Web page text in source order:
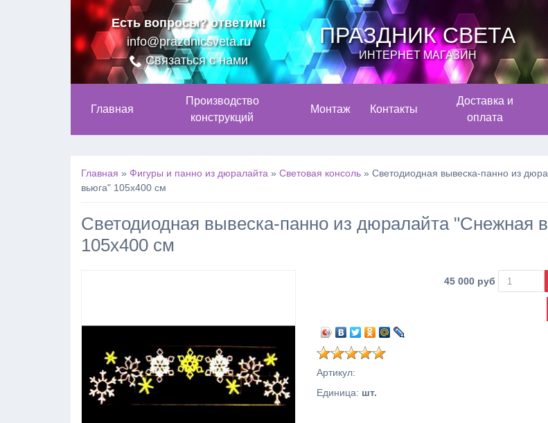
Есть вопросы? ответим!
info@prazdnicsveta.ru
Связаться с нами
ПРАЗДНИК СВЕТА
ИНТЕРНЕТ МАГАЗИН
Главная
Производство
конструкций
Монтаж Контакты
Доставка и
оплата
Главная » Фигуры и панно из дюралайта » Световая консоль » Cветодиодная вывеска-панно из
вьюга" 105х400 см
Cветодиодная вывеска-панно из дюралайта "Снежная
105х400 см
45 000 руб
Артикул:
Единица: шт.